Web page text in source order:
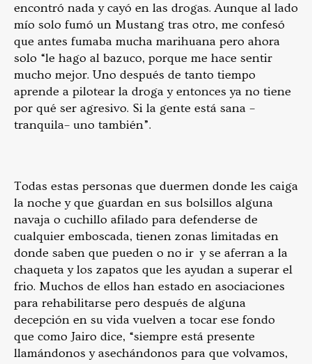
encontró nada y cayó en las drogas. Aunque al lado
mío solo fumó un Mustang tras otro, me confesó
que antes fumaba mucha marihuana pero ahora
solo “le hago al bazuco, porque me hace sentir
mucho mejor. Uno después de tanto tiempo
aprende a pilotear la droga y entonces ya no tiene
por qué ser agresivo. Si la gente está sana –
tranquila– uno también”.
Todas estas personas que duermen donde les caiga
la noche y que guardan en sus bolsillos alguna
navaja o cuchillo afilado para defenderse de
cualquier emboscada, tienen zonas limitadas en
donde saben que pueden o no ir y se aferran a la
chaqueta y los zapatos que les ayudan a superar el
frio. Muchos de ellos han estado en asociaciones
para rehabilitarse pero después de alguna
decepción en su vida vuelven a tocar ese fondo
que como Jairo dice, “siempre está presente
llamándonos y asechándonos para que volvamos,